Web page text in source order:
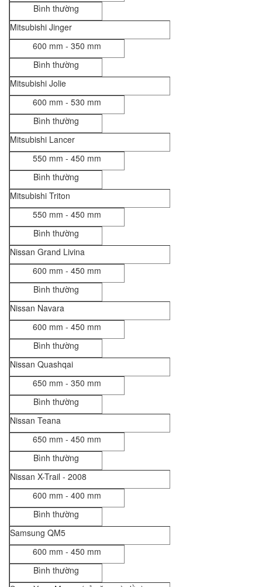
Bình thường
Mitsubishi Jinger
600 mm - 350 mm
Bình thường
Mitsubishi Jolie
600 mm - 530 mm
Bình thường
Mitsubishi Lancer
550 mm - 450 mm
Bình thường
Mitsubishi Triton
550 mm - 450 mm
Bình thường
Nissan Grand Livina
600 mm - 450 mm
Bình thường
Nissan Navara
600 mm - 450 mm
Bình thường
Nissan Quashqai
650 mm - 350 mm
Bình thường
Nissan Teana
650 mm - 450 mm
Bình thường
Nissan X-Trail - 2008
600 mm - 400 mm
Bình thường
Samsung QM5
600 mm - 450 mm
Bình thường